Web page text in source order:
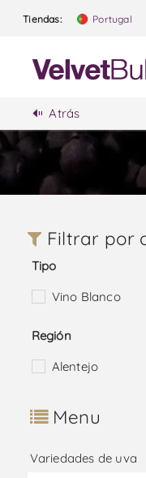
Tiendas: Portugal
Atrás
Filtrar por
Tipo
Vino Blanco
Región
Alentejo
Menu
Variedades de uva